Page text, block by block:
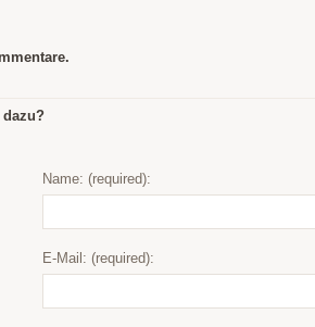
dazu?
Name: (required):
E-Mail: (required):